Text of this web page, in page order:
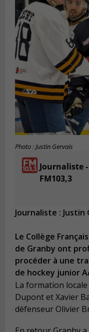
Photo : Justin Gervais
Journaliste -
FM103,3
Journaliste : Justin
Le Collège
de Granby ont
procéder à une
de hockey junior
La formation
Dupont et Xavier
défenseur Olivier